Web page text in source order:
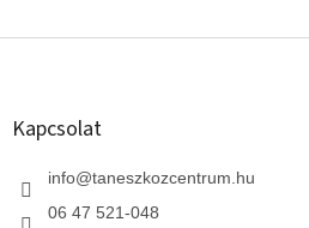
L
Kapcsolat
info@taneszkozcentrum.hu
06 47 521-048